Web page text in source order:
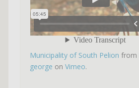
Municipality of South Pelion from
george on Vimeo.